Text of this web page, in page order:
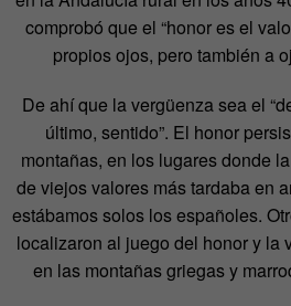
comprobó que el “honor es el
propios ojos, pero también a
De ahí que la vergüenza sea el
último, sentido”. El honor
montañas, en los lugares donde
de viejos valores más tardaba en
estábamos solos los españoles.
localizaron al juego del honor y la
en las montañas griegas y